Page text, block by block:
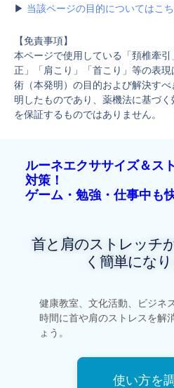
▶ 当該ページの目的についてはこ
【免責事項】
本ページで使用している「頚椎牽引
正」「肩こり」「首こり」等の表
術（本発明）の目的および解決す
明したものであり、薬機法に基づ
を保証するものではありません。
ルーネエクササイズ＆ス
対策！
ゲーム・勉強・仕事中も
首と肩のストレッチ
く簡単になり
健康教室、文化活動、ビジネ
時間に首や肩のストレスを解
ょう。
使い方を